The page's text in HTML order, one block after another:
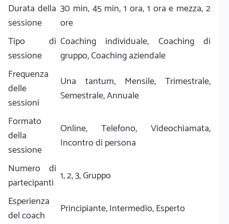
Durata della
sessione
30 min, 45 min, 1 ora, 1 ora e mezza, 2
ore
Tipo di
sessione
Coaching individuale, Coaching di
gruppo, Coaching aziendale
Frequenza
delle
sessioni
Una tantum, Mensile, Trimestrale,
Semestrale, Annuale
Formato
della
sessione
Online, Telefono, Videochiamata,
Incontro di persona
Numero di
partecipanti 1, 2, 3, Gruppo
Esperienza
del coach
Principiante, Intermedio, Esperto